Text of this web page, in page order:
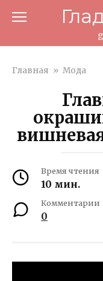
Главная » Мода
Время чтения
10 мин.
Комментарии
0